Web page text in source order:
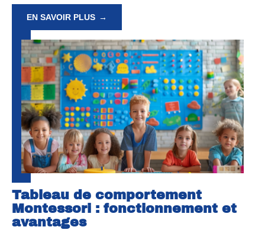
EN SAVOIR PLUS
Tableau de comportement
Montessori : fonctionnement et
avantages